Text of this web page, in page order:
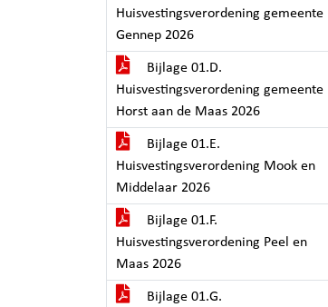
Huisvestingsverordening gemeente
Gennep 2026
Bijlage 01.D.
Huisvestingsverordening gemeente
Horst aan de Maas 2026
Bijlage 01.E.
Huisvestingsverordening Mook en
Middelaar 2026
Bijlage 01.F.
Huisvestingsverordening Peel en
Maas 2026
Bijlage 01.G.